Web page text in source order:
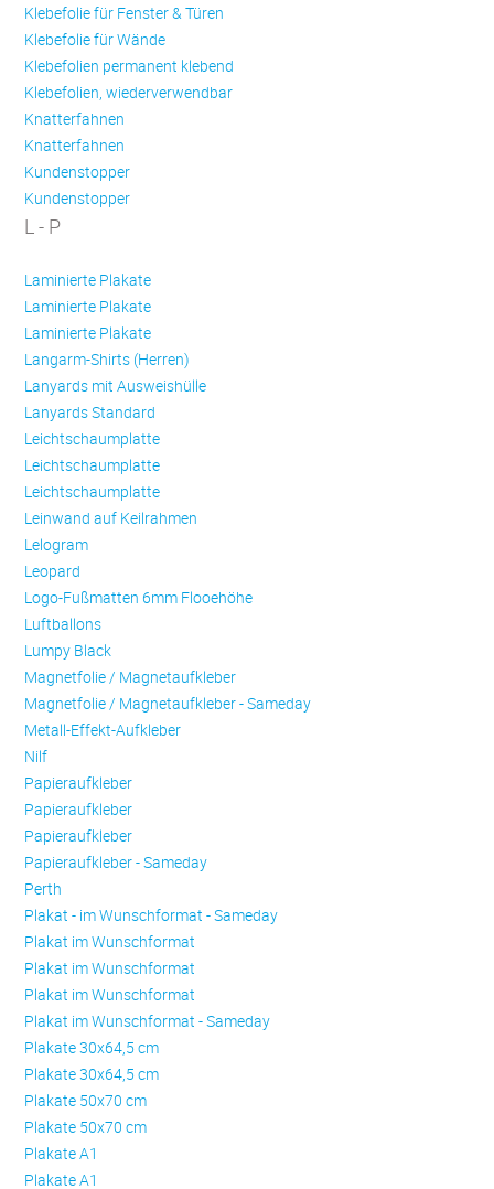
Klebefolie für Fenster & Türen
Klebefolie für Wände
Klebefolien permanent klebend
Klebefolien, wiederverwendbar
Knatterfahnen
Knatterfahnen
Kundenstopper
Kundenstopper
L - P
Laminierte Plakate
Laminierte Plakate
Laminierte Plakate
Langarm-Shirts (Herren)
Lanyards mit Ausweishülle
Lanyards Standard
Leichtschaumplatte
Leichtschaumplatte
Leichtschaumplatte
Leinwand auf Keilrahmen
Lelogram
Leopard
Logo-Fußmatten 6mm Flooehöhe
Luftballons
Lumpy Black
Magnetfolie / Magnetaufkleber
Magnetfolie / Magnetaufkleber - Sameday
Metall-Effekt-Aufkleber
Nilf
Papieraufkleber
Papieraufkleber
Papieraufkleber
Papieraufkleber - Sameday
Perth
Plakat - im Wunschformat - Sameday
Plakat im Wunschformat
Plakat im Wunschformat
Plakat im Wunschformat
Plakat im Wunschformat - Sameday
Plakate 30x64,5 cm
Plakate 30x64,5 cm
Plakate 50x70 cm
Plakate 50x70 cm
Plakate A1
Plakate A1